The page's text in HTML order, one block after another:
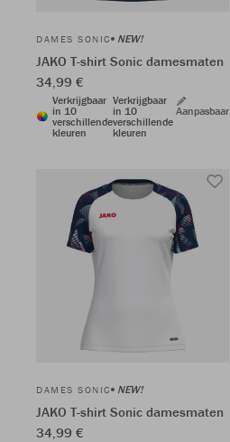
DAMES SONIC NEW!
JAKO T-shirt Sonic damesmaten
34,99 €
Verkrijgbaar
in 10
verschillende
kleuren
Verkrijgbaar
in 10
verschillende
kleuren
Aanpasbaar
DAMES SONIC NEW!
JAKO T-shirt Sonic damesmaten
34,99 €